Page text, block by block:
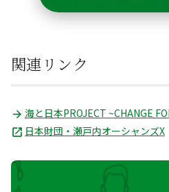
関連リンク
海と日本PROJECT ~CHANGE
日本財団・瀬戸内オーシャンズX